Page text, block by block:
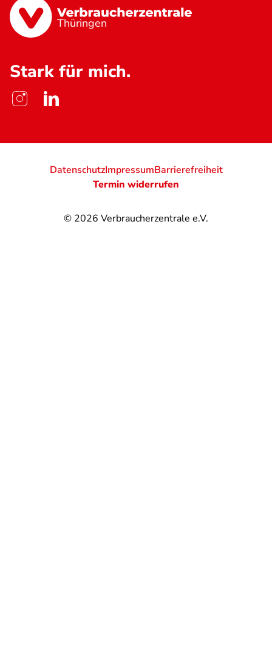
Thüringen
Stark für mich.
© 2026 Verbraucherzentrale e.V.
DatenschutzImpressumBarrierefreiheit
Termin widerrufen